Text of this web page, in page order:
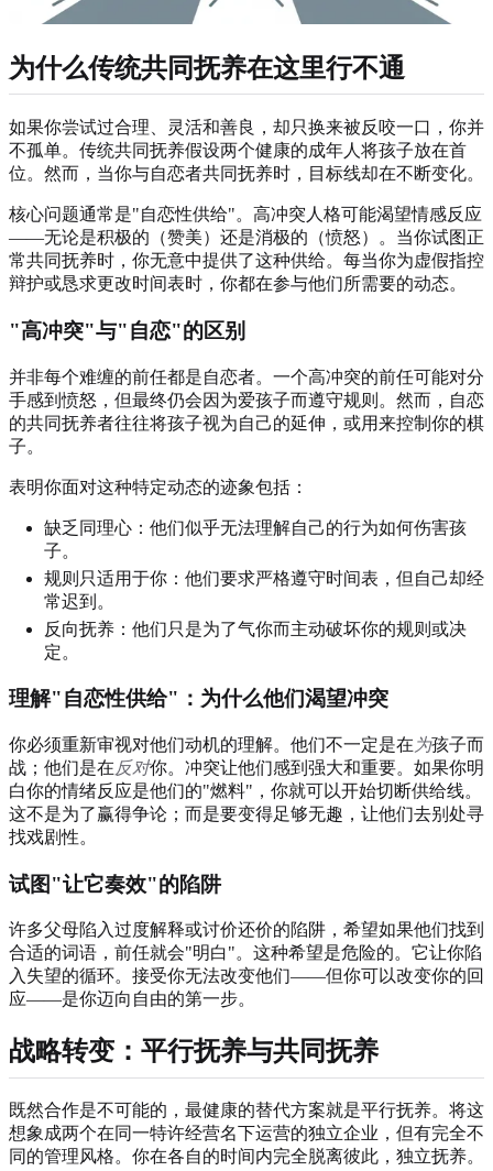
为什么传统共同抚养在这里行不通
如果你尝试过合理、灵活和善良，却只换来被反咬一口，你并
不孤单。传统共同抚养假设两个健康的成年人将孩子放在首
位。然而，当你与自恋者共同抚养时，目标线却在不断变化。
核心问题通常是"自恋性供给"。高冲突人格可能渴望情感反应
——无论是积极的（赞美）还是消极的（愤怒）。当你试图正
常共同抚养时，你无意中提供了这种供给。每当你为虚假指控
辩护或恳求更改时间表时，你都在参与他们所需要的动态。
"高冲突"与"自恋"的区别
并非每个难缠的前任都是自恋者。一个高冲突的前任可能对分
手感到愤怒，但最终仍会因为爱孩子而遵守规则。然而，自恋
的共同抚养者往往将孩子视为自己的延伸，或用来控制你的棋
子。
表明你面对这种特定动态的迹象包括：
缺乏同理心：他们似乎无法理解自己的行为如何伤害孩
子。
规则只适用于你：他们要求严格遵守时间表，但自己却经
常迟到。
反向抚养：他们只是为了气你而主动破坏你的规则或决
定。
理解"自恋性供给"：为什么他们渴望冲突
你必须重新审视对他们动机的理解。他们不一定是在 为孩子而
战；他们是在 反对你。冲突让他们感到强大和重要。如果你明
白你的情绪反应是他们的"燃料"，你就可以开始切断供给线。
这不是为了赢得争论；而是要变得足够无趣，让他们去别处寻
找戏剧性。
试图"让它奏效"的陷阱
许多父母陷入过度解释或讨价还价的陷阱，希望如果他们找到
合适的词语，前任就会"明白"。这种希望是危险的。它让你陷
入失望的循环。接受你无法改变他们——但你可以改变你的回
应——是你迈向自由的第一步。
战略转变：平行抚养与共同抚养
既然合作是不可能的，最健康的替代方案就是平行抚养。将这
想象成两个在同一特许经营名下运营的独立企业，但有完全不
同的管理风格。你在各自的时间内完全脱离彼此，独立抚养。